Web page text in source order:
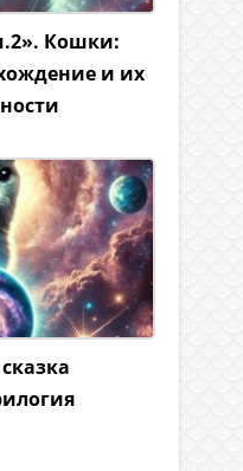
Кошки:
и их